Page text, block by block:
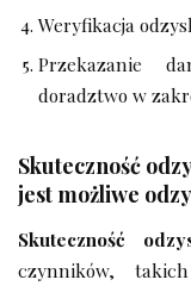
Weryfikacja
Przekazanie
doradztwo w
Skuteczność
jest możliwe
Skuteczność
czynników,